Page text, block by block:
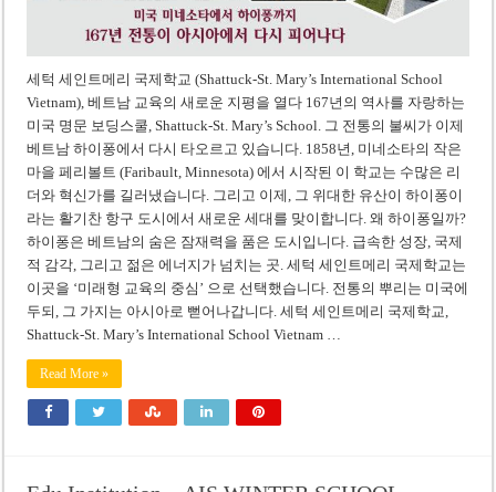
세턱 세인트메리 국제학교 (Shattuck-St. Mary’s International School
Vietnam), 베트남 교육의 새로운 지평을 열다 167년의 역사를 자랑하는
미국 명문 보딩스쿨, Shattuck-St. Mary’s School. 그 전통의 불씨가 이제
베트남 하이퐁에서 다시 타오르고 있습니다. 1858년, 미네소타의 작은
마을 페리볼트 (Faribault, Minnesota) 에서 시작된 이 학교는 수많은 리
더와 혁신가를 길러냈습니다. 그리고 이제, 그 위대한 유산이 하이퐁이
라는 활기찬 항구 도시에서 새로운 세대를 맞이합니다. 왜 하이퐁일까?
하이퐁은 베트남의 숨은 잠재력을 품은 도시입니다. 급속한 성장, 국제
적 감각, 그리고 젊은 에너지가 넘치는 곳. 세턱 세인트메리 국제학교는
이곳을 ‘미래형 교육의 중심’ 으로 선택했습니다. 전통의 뿌리는 미국에
두되, 그 가지는 아시아로 뻗어나갑니다. 세턱 세인트메리 국제학교,
Shattuck-St. Mary’s International School Vietnam …
Read More »